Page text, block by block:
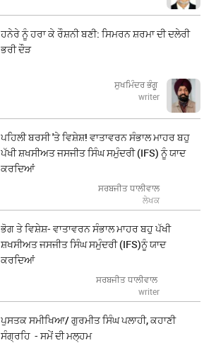
ਹਨੇਰੇ ਨੂੰ ਹਰਾ ਕੇ ਰੌਸ਼ਨੀ ਬਣੀ: ਸਿਮਰਨ ਸ਼ਰਮਾ ਦੀ ਦਲੇਰੀ
ਭਰੀ ਦੌੜ
ਸੁਖਮਿੰਦਰ ਭੰਗੂ
writer
ਪਹਿਲੀ ਬਰਸੀ 'ਤੇ ਵਿਸ਼ੇਸ਼! ਵਾਤਾਵਰਨ ਸੰਭਾਲ ਮਾਹਰ ਬਹੁ
ਪੱਖੀ ਸ਼ਖਸੀਅਤ ਜਸਜੀਤ ਸਿੰਘ ਸਮੁੰਦਰੀ (IFS) ਨੂੰ ਯਾਦ
ਕਰਦਿਆਂ
ਸਰਬਜੀਤ ਧਾਲੀਵਾਲ
ਲੇਖਕ
ਭੋਗ ਤੇ ਵਿਸ਼ੇਸ਼- ਵਾਤਾਵਰਨ ਸੰਭਾਲ ਮਾਹਰ ਬਹੁ ਪੱਖੀ
ਸ਼ਖਸੀਅਤ ਜਸਜੀਤ ਸਿੰਘ ਸਮੁੰਦਰੀ (IFS)ਨੂੰ ਯਾਦ
ਕਰਦਿਆਂ
ਸਰਬਜੀਤ ਧਾਲੀਵਾਲ
writer
ਪੁਸਤਕ ਸਮੀਖਿਆ/ ਗੁਰਮੀਤ ਸਿੰਘ ਪਲਾਹੀ, ਕਹਾਣੀ
ਸੰਗ੍ਰਹਿ - ਸਮੇਂ ਦੀ ਮਲ੍ਹਮ